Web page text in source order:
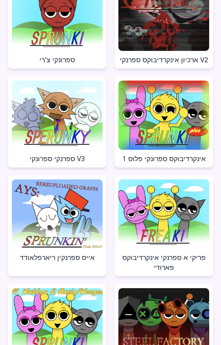
ספרונקי צ'רי ארכיון אינקרדיבוקס ספרנקי V2
ספרנקי ספרונקי V3 אינקרדיבוקס ספרונקי פלוס 1
אייס ספרנקין ריארפלאודד
פריקי א ספרנקי אינקרדיבוקס
פארודי